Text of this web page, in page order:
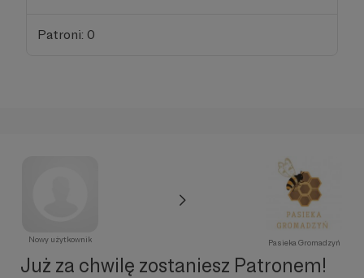
Patroni: 0
Nowy użytkownik Pasieka Gromadzyń
Już za chwilę zostaniesz Patronem!